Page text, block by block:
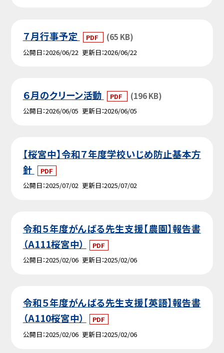
７月行事予定 PDF (65 KB)
公開日 2026/06/22 更新日 2026/06/22
６月のクリーン活動 PDF (196 KB)
公開日 2026/06/05 更新日 2026/06/05
【桜宮中】令和７年度学校いじめ防止基本方
針
PDF
公開日 2025/07/02 更新日 2025/07/02
令和５年度がんばる先生支援【農園】報告書
（A111桜宮中）
PDF
公開日 2025/02/06 更新日 2025/02/06
令和５年度がんばる先生支援【英語】報告書
（A110桜宮中）
PDF
公開日 2025/02/06 更新日 2025/02/06